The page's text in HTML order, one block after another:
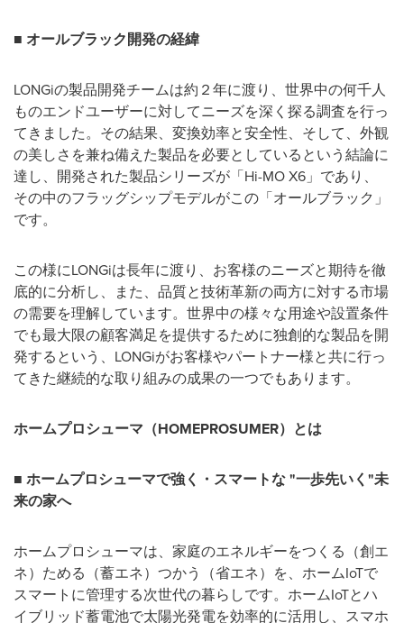
■ オールブラック開発の経緯
LONGiの製品開発チームは約２年に渡り、世界中の何千人
ものエンドユーザーに対してニーズを深く探る調査を行っ
てきました。その結果、変換効率と安全性、そして、外観
の美しさを兼ね備えた製品を必要としているという結論に
達し、開発された製品シリーズが「Hi-MO X6」であり、
その中のフラッグシップモデルがこの「オールブラック」
です。
この様にLONGiは長年に渡り、お客様のニーズと期待を徹
底的に分析し、また、品質と技術革新の両方に対する市場
の需要を理解しています。世界中の様々な用途や設置条件
でも最大限の顧客満足を提供するために独創的な製品を開
発するという、LONGiがお客様やパートナー様と共に行っ
てきた継続的な取り組みの成果の一つでもあります。
ホームプロシューマ（HOMEPROSUMER）とは
■ ホームプロシューマで強く・スマートな "一歩先いく"未
来の家へ
ホームプロシューマは、家庭のエネルギーをつくる（創エ
ネ）ためる（蓄エネ）つかう（省エネ）を、ホームIoTで
スマートに管理する次世代の暮らしです。ホームIoTとハ
イブリッド蓄電池で太陽光発電を効率的に活用し、スマホ